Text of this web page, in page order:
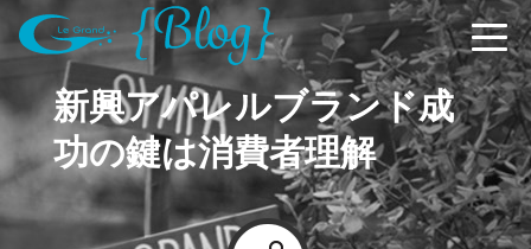
新興アパレルブランド成
功の鍵は消費者理解